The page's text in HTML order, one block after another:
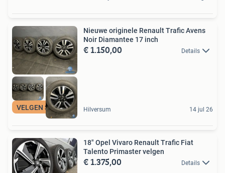
VELGEN SPECIALIST
Nieuwe originele Renault Trafic Avens
Noir Diamantee 17 inch
€ 1.150,00 Details
Hilversum 14 jul 26
18" Opel Vivaro Renault Trafic Fiat
Talento Primaster velgen
€ 1.375,00 Details